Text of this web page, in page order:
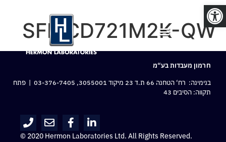
פתח סרגל נגישות
SFMCD721M2K-QW
חרמון מעבדות בע“מ
בנימינה: רח‘ הטחנה 66 ת.ד 23 מיקוד 3055001,
03-376-7405 | פתח
תקווה: הסיבים 43
© 2020 Hermon Laboratories Ltd. All Rights Reserved.